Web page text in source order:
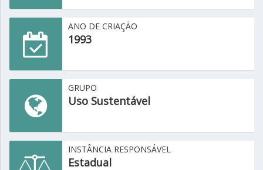
ANO DE CRIAÇÃO
1993
GRUPO
Uso Sustentável
INSTÂNCIA RESPONSÁVEL
Estadual